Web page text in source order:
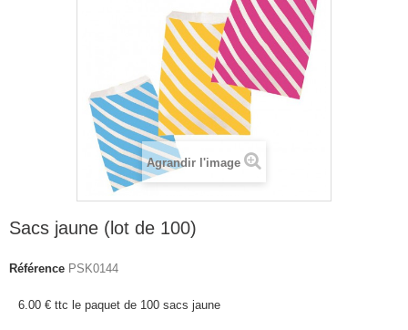
Agrandir l'image
Sacs jaune (lot de 100)
Référence PSK0144
6.00 € ttc le paquet de 100 sacs jaune